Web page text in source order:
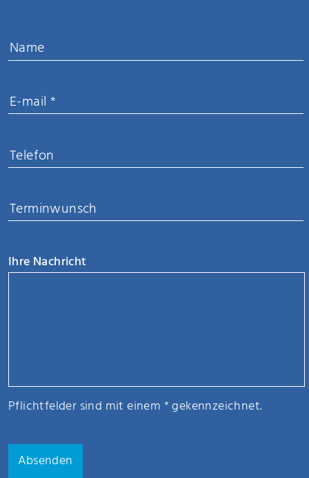
Ihre Nachricht
Pflichtfelder sind mit einem * gekennzeichnet.
Absenden